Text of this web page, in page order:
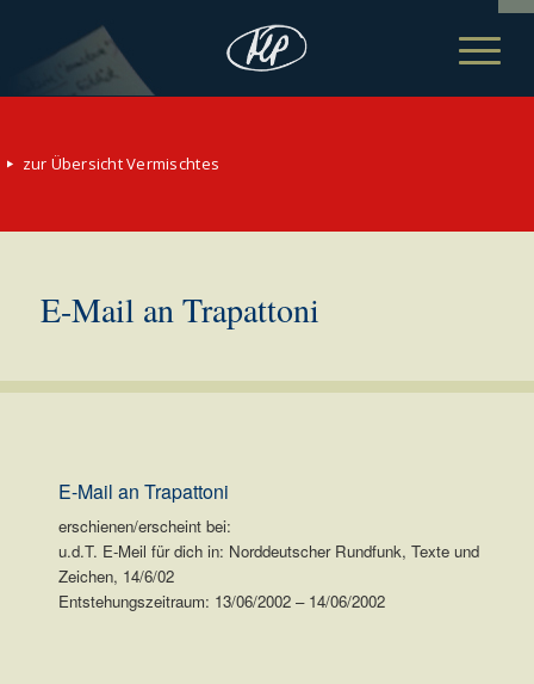
zur Übersicht Vermischtes
E-Mail an Trapattoni
E-Mail an Trapattoni
erschienen/erscheint bei:
u.d.T. E-Meil für dich in: Norddeutscher Rundfunk, Texte und
Zeichen, 14/6/02
Entstehungszeitraum: 13/06/2002 – 14/06/2002